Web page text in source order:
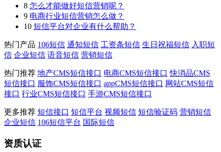
8 怎么才能做好短信营销呢？
9 电商行业短信营销怎么做？
10 短信平台对企业有什么帮助？
热门产品 106短信 通知短信 工资条短信 生日祝福短信 入职短
信 企业短信 语音短信 营销短信
热门推荐 地产CMS短信接口 电商CMS短信接口 快消品CMS
短信接口 服饰CMS短信接口 appCMS短信接口 网站CMS短信
接口 行业CMS短信接口 手游CMS短信接口
更多推荐 短信接口 短信平台 视频短信 短信验证码 营销短信
企业短信 106短信平台 国际短信
资质认证